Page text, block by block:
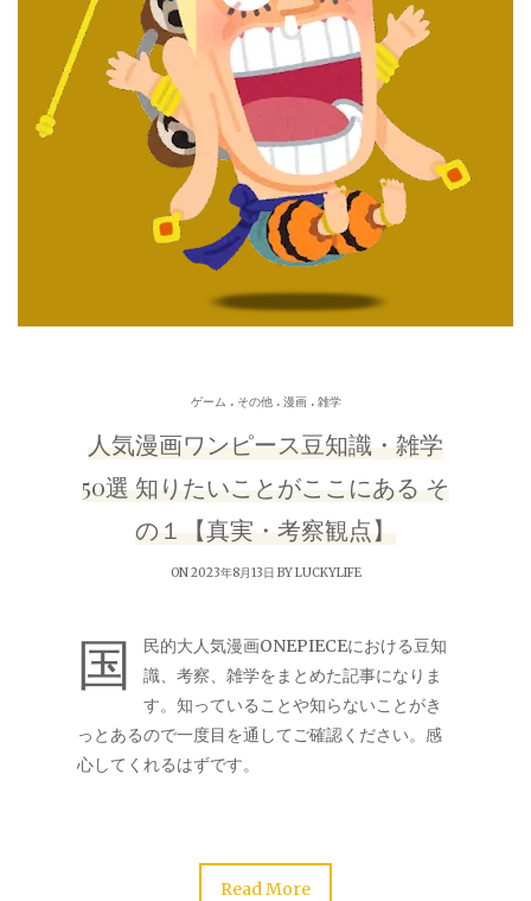
ゲーム . その他. 漫画. 雑学
人気漫画ワンピース豆知識・雑学
50選 知りたいことがここにある そ
の１【真実・考察観点】
ON 2023年8月13日 BYLUCKYLIFE
国
民的大人気漫画ONEPIECEにおける豆知
識、考察、雑学をまとめた記事になりま
す。知っていることや知らないことがき
っとあるので一度目を通してご確認ください。感
心してくれるはずです。
Read More